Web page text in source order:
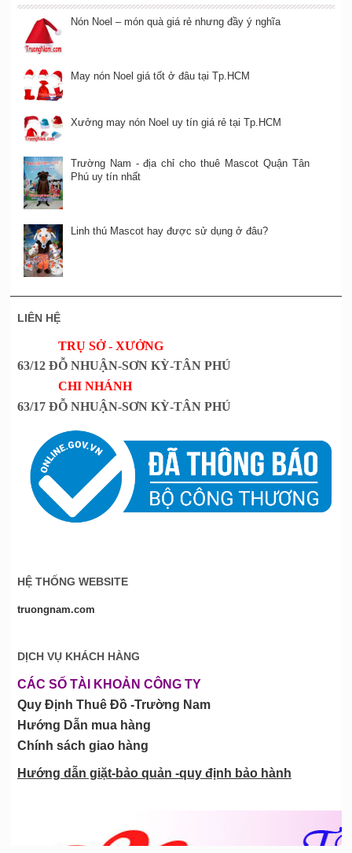
Nón Noel – món quà giá rẻ nhưng đầy ý nghĩa
May nón Noel giá tốt ở đâu tại Tp.HCM
Xưởng may nón Noel uy tín giá rẻ tại Tp.HCM
Trường Nam - địa chỉ cho thuê Mascot Quận Tân
Phú uy tín nhất
Linh thú Mascot hay được sử dụng ở đâu?
LIÊN HỆ
TRỤ SỞ - XƯỞNG
63/12 ĐỖ NHUẬN-SƠN KỲ-TÂN PHÚ
CHI NHÁNH
63/17 ĐỖ NHUẬN-SƠN KỲ-TÂN PHÚ
HỆ THỐNG WEBSITE
truongnam.com
DỊCH VỤ KHÁCH HÀNG
CÁC SỐ TÀI KHOẢN CÔNG TY
Quy Định Thuê Đồ -Trường Nam
Hướng Dẫn mua hàng
Chính sách giao hàng
Hướng dẫn giặt-bảo quản -quy định bảo hành